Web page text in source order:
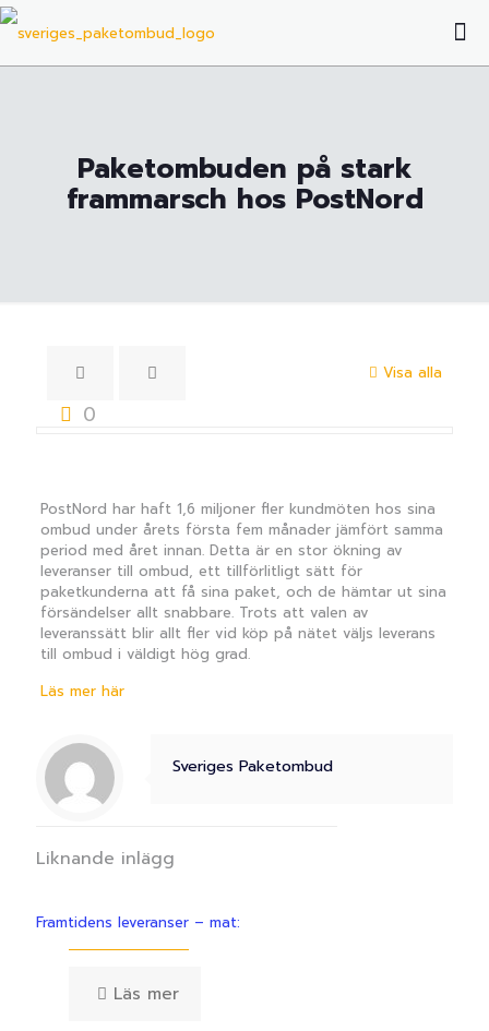
Paketombuden på stark
frammarsch hos PostNord
Visa alla
0
PostNord har haft 1,6 miljoner fler kundmöten hos sina
ombud under årets första fem månader jämfört samma
period med året innan. Detta är en stor ökning av
leveranser till ombud, ett tillförlitligt sätt för
paketkunderna att få sina paket, och de hämtar ut sina
försändelser allt snabbare. Trots att valen av
leveranssätt blir allt fler vid köp på nätet väljs leverans
till ombud i väldigt hög grad.
Läs mer här
Sveriges Paketombud
Liknande inlägg
Framtidens leveranser – mat:
Läs mer